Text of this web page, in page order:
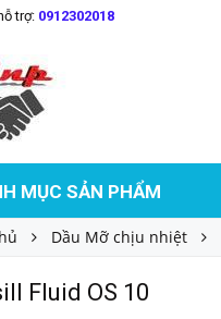
trợ: 0912302018
MỤC SẢN PHẨM
Dầu Mỡ chịu nhiệt
Fluid OS 10
Dowsill Fluid OS 10